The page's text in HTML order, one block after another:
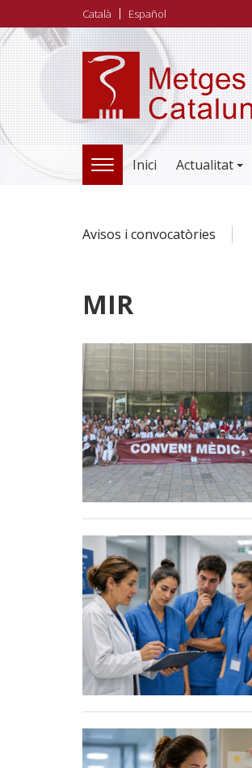
al
contingut
Català Español
TOGGLE
NAVIGATION
Inici Actualitat
Avisos i convocatòries
MIR